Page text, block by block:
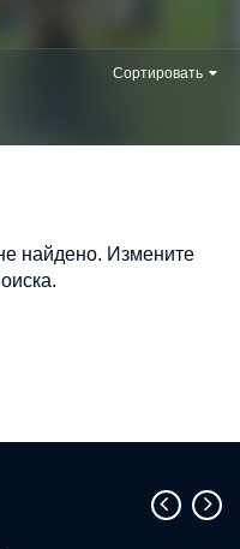
Сортировать
найдено. Измените